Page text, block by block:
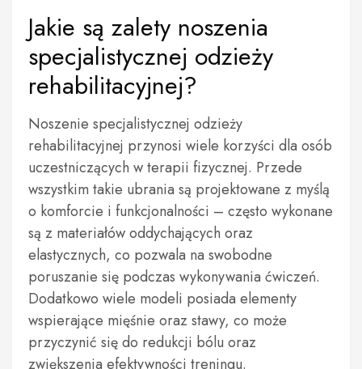
Jakie są zalety noszenia
specjalistycznej odzieży
rehabilitacyjnej?
Noszenie specjalistycznej odzieży
rehabilitacyjnej przynosi wiele korzyści dla osób
uczestniczących w terapii fizycznej. Przede
wszystkim takie ubrania są projektowane z myślą
o komforcie i funkcjonalności – często wykonane
są z materiałów oddychających oraz
elastycznych, co pozwala na swobodne
poruszanie się podczas wykonywania ćwiczeń.
Dodatkowo wiele modeli posiada elementy
wspierające mięśnie oraz stawy, co może
przyczynić się do redukcji bólu oraz
zwiększenia efektywności treningu.